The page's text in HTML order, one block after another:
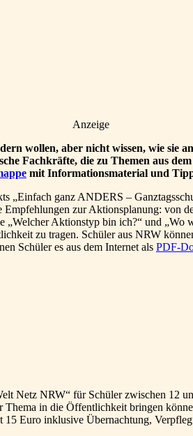
Anzeige
wollen, aber nicht wissen, wie sie
Fachkräfte, die zu Themen aus
mit Informationsmaterial und
„Einfach ganz ANDERS –
zur Aktionsplanung: von
Aktionstyp bin ich?“ und
zu tragen. Schüler aus NRW
Schüler es aus dem Internet als PDF-
Netz NRW“ für Schüler zwischen 12
in die Öffentlichkeit bringen
15 Euro inklusive Übernachtung,